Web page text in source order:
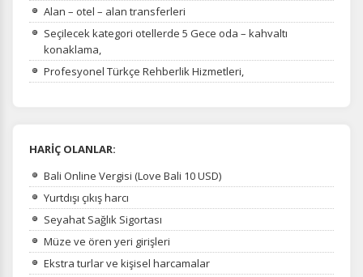
Alan – otel – alan transferleri
Seçilecek kategori otellerde 5 Gece oda – kahvaltı
konaklama,
Profesyonel Türkçe Rehberlik Hizmetleri,
HARİÇ OLANLAR:
Bali Online Vergisi (Love Bali 10 USD)
Yurtdışı çıkış harcı
Seyahat Sağlık Sigortası
Müze ve ören yeri girişleri
Ekstra turlar ve kişisel harcamalar